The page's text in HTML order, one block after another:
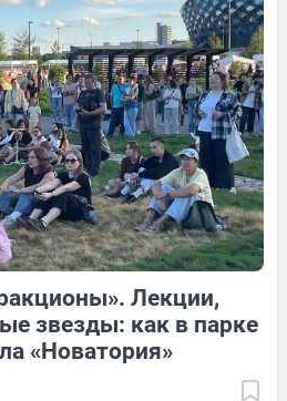
Обсудить
225 1
Лекции,
звезды: как в парке
«Новатория»